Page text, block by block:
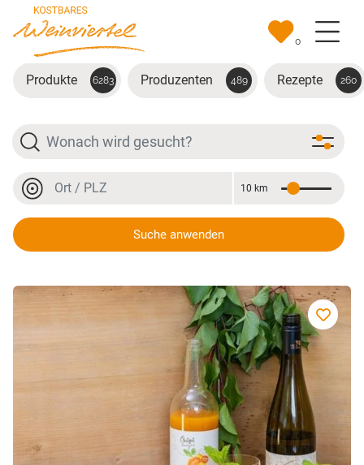
Zum Hauptinhalt springen
0
Produkte 6283 Produzenten 489 Rezepte 260
Suche
Ort oder PLZ
Entfernung
10 km
Suche anwenden
Marillenspritzer